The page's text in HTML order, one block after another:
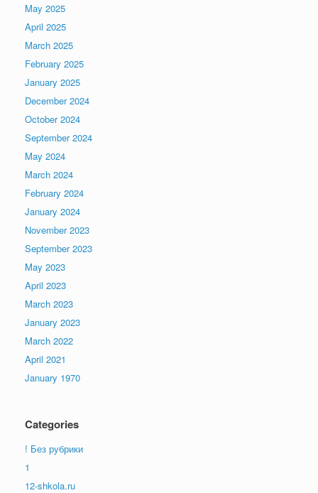
May 2025
April 2025
March 2025
February 2025
January 2025
December 2024
October 2024
September 2024
May 2024
March 2024
February 2024
January 2024
November 2023
September 2023
May 2023
April 2023
March 2023
January 2023
March 2022
April 2021
January 1970
Categories
! Без рубрики
1
12-shkola.ru